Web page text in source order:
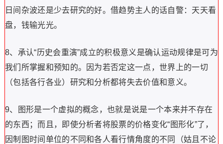
日间杂波还是少去研究的好。借趋势主人的话自警：天天看
盘，钱输光光。
8、承认“历史会重演”成立的积极意义是确认运动规律是可为
我们所掌握和预知的。因为若否定这一点，世界上的一切
（包括各行各业）研究和分析都将失去价值和意义。
9、图形是一个虚拟的概念，也就是说是一个本来并不存在
的东西；而且，即使分析者将股票的价格变化“图形化”了，
因制图时间单位的不同和各人看行情角度的不同（姑且不论